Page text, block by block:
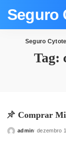
Seguro
Seguro
Tag:
Comprar
Posted
admin dezembro